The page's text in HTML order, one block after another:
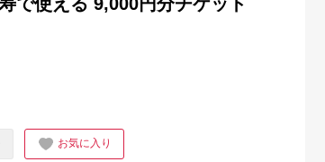
お気に入り